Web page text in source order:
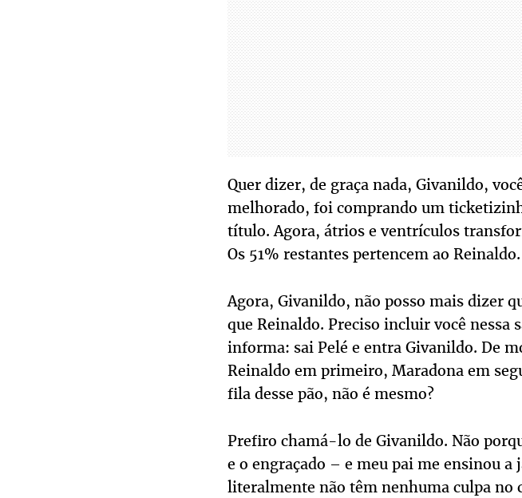
Quer dizer, de graça nada, Givanildo,
melhorado, foi comprando um
título. Agora, átrios e ventrículos
Os 51% restantes pertencem ao Reinaldo.
Agora, Givanildo, não posso mais dizer
que Reinaldo. Preciso incluir você nessa
informa: sai Pelé e entra Givanildo. De
Reinaldo em primeiro, Maradona em
fila desse pão, não é mesmo?
Prefiro chamá-lo de Givanildo. Não
e o engraçado – e meu pai me ensinou a
literalmente não têm nenhuma culpa no